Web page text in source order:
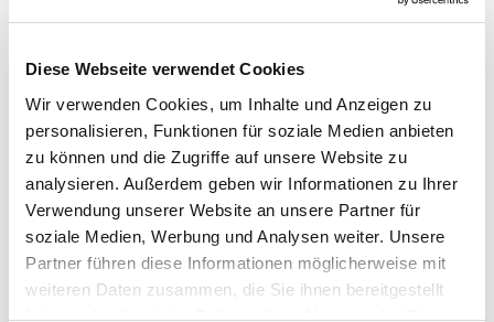
Diese Webseite verwendet Cookies
Wir verwenden Cookies, um Inhalte und Anzeigen zu
personalisieren, Funktionen für soziale Medien anbieten
zu können und die Zugriffe auf unsere Website zu
analysieren. Außerdem geben wir Informationen zu Ihrer
Verwendung unserer Website an unsere Partner für
soziale Medien, Werbung und Analysen weiter. Unsere
Partner führen diese Informationen möglicherweise mit
weiteren Daten zusammen, die Sie ihnen bereitgestellt
haben oder die sie im Rahmen Ihrer Nutzung der Dienste
dieser einzigartigen Location.
bieten dir literarische Highlights, die du
nachträglich immer wieder erleben kannst –
aufSpotifyoderiTunes! Erlebe das
Sommerfrische-Feeling jederzeit und
überall.
www.thermalbad-voeslau.at
@thermalbad_voeslau